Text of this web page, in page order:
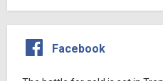
Facebook